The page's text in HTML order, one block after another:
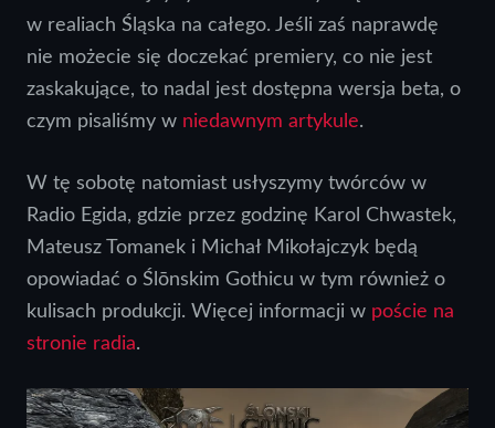
w realiach Śląska na całego. Jeśli zaś naprawdę
nie możecie się doczekać premiery, co nie jest
zaskakujące, to nadal jest dostępna wersja beta, o
czym pisaliśmy w niedawnym artykule.
W tę sobotę natomiast usłyszymy twórców w
Radio Egida, gdzie przez godzinę Karol Chwastek,
Mateusz Tomanek i Michał Mikołajczyk będą
opowiadać o Ślōnskim Gothicu w tym również o
kulisach produkcji. Więcej informacji w poście na
stronie radia.